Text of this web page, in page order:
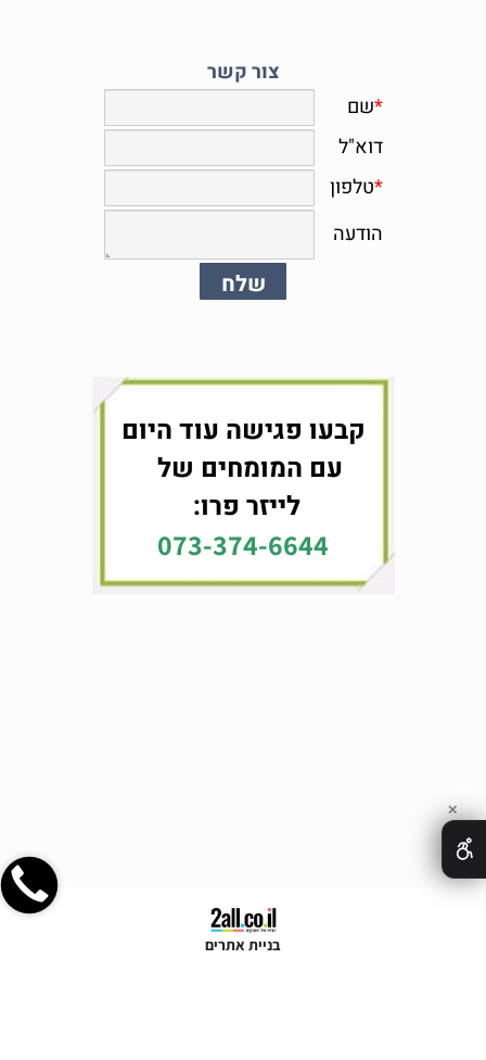
צור קשר
קבעו פגישה עוד היום
עם המומחים של
לייזר פרו:
073-374-6644
בניית אתרים
✕